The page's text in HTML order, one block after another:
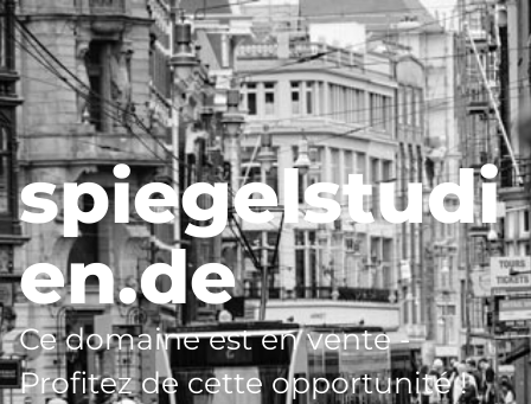
spiegelstudi
en.de
Ce domaine est en vente -
Profitez de cette opportunité !